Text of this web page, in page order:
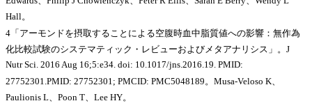
Hall。
4「アーモンドを摂取することによる空腹時血中脂質値への影響：無作為
化比較試験のシステマティック・レビューおよびメタアナリシス」。J
Nutr Sci. 2016 Aug 16;5:e34. doi: 10.1017/jns.2016.19. PMID:
27752301.PMID: 27752301; PMCID: PMC5048189。Musa-Veloso K、
Paulionis L、Poon T、Lee HY。